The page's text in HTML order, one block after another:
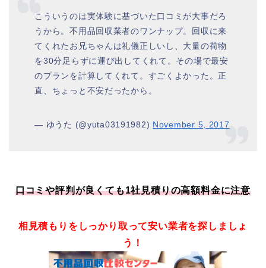
こういうのは実体験に基づいた口コミが大事だろ
うから。不用品回収業者のワンナップ。回収に来
てくれたお兄ちゃんは礼儀正しいし、大量の荷物
を30分足らずに運び出してくれて。その場で最安
のプランを計算してくれて。すごくよかった。正
直、ちょっと不安だったから。
— ゆうた (@yuta03191982) November 5, 2017
口コミや評判が良くても1社見積りの高額料金に注意
相見積もりをしっかり取って安い業者を探しましょ
う！